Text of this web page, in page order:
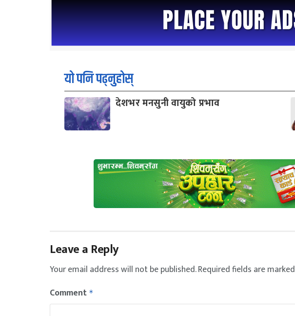
यो पनि पढ्नुहोस्
देशभर मनसुनी वायुको प्रभाव
Leave a Reply
Your email address will not be published.Required fields are marked
Comment *